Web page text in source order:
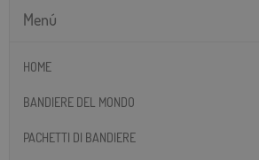
Menú
HOME
BANDIERE DEL MONDO
PACHETTI DI BANDIERE